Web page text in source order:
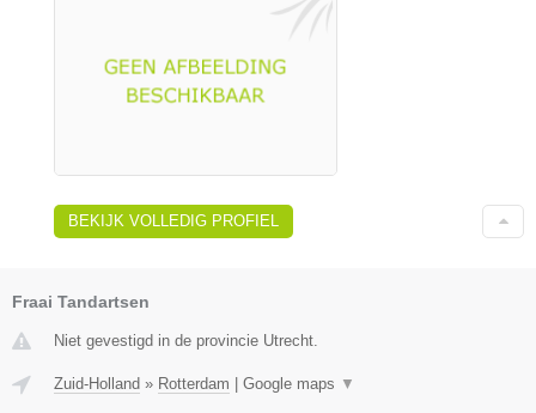
BEKIJK VOLLEDIG PROFIEL
Fraai Tandartsen
Niet gevestigd in de provincie Utrecht.
Zuid-Holland » Rotterdam | Google maps ▼